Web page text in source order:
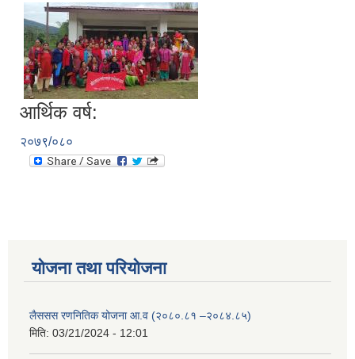
आर्थिक वर्ष:
२०७९/०८०
योजना तथा परियोजना
लैससस रणनितिक योजना आ.व (२०८०.८१ –२०८४.८५)
मिति: 03/21/2024 - 12:01